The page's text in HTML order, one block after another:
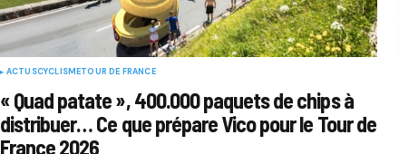
ACTUSCYCLISMETOUR DE FRANCE
« Quad patate », 400.000 paquets de chips à
distribuer… Ce que prépare Vico pour le Tour de
France 2026